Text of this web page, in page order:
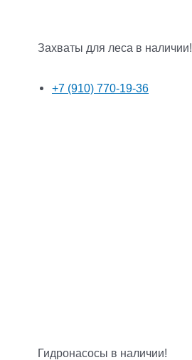
Захваты для леса в наличии!
+7 (910) 770-19-36
Гидронасосы в наличии!